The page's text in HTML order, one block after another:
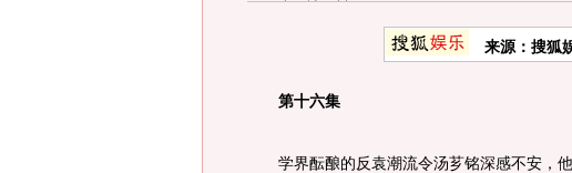
来源：搜狐
第十六集
学界酝酿的反袁潮流令汤芗铭深感不安，他